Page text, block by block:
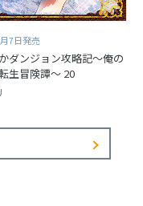
7日発売
ダンジョン攻略記～俺の
生冒険譚～ 20